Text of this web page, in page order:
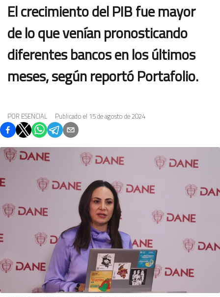
El crecimiento del PIB fue mayor
de lo que venían pronosticando
diferentes bancos en los últimos
meses, según reportó Portafolio.
POR ESENCIAL Publicado el 15 de agosto de 2024